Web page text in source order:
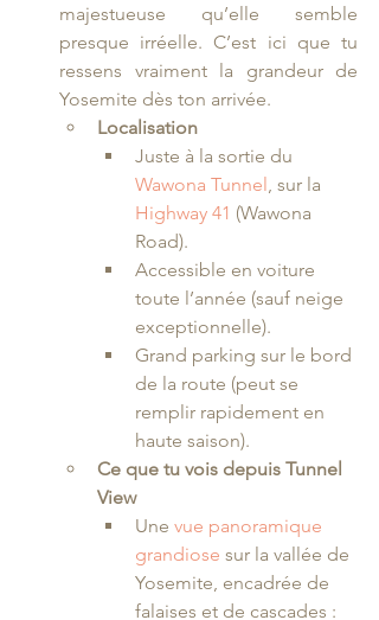
majestueuse qu’elle semble
presque irréelle. C’est ici que tu
ressens vraiment la grandeur de
Yosemite dès ton arrivée.
Localisation
Juste à la sortie du
Wawona Tunnel , sur la
Highway 41 (Wawona
Road).
Accessible en voiture
toute l’année (sauf neige
exceptionnelle).
Grand parking sur le bord
de la route (peut se
remplir rapidement en
haute saison).
Ce que tu vois depuis Tunnel
View
Une vue panoramique
grandiose sur la vallée de
Yosemite, encadrée de
falaises et de cascades :